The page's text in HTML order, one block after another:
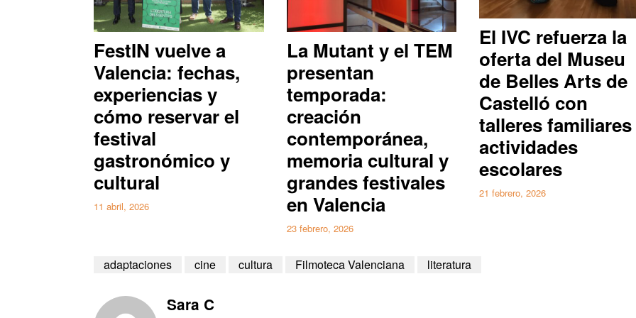
FestIN vuelve a
Valencia: fechas,
experiencias y
cómo reservar el
festival
gastronómico y
cultural
11 abril, 2026
La Mutant y el TEM
presentan
temporada:
creación
contemporánea,
memoria cultural y
grandes festivales
en Valencia
23 febrero, 2026
El IVC refuerza la
oferta del Museu
de Belles Arts de
Castelló con
talleres
actividades
escolares
21 febrero, 2026
adaptaciones cine cultura Filmoteca Valenciana literatura
Sara C